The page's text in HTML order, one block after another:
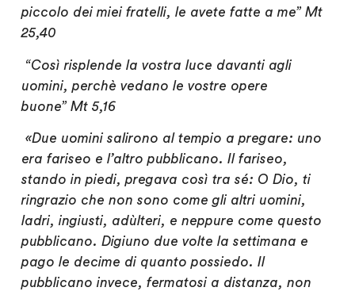
piccolo dei miei fratelli, le avete fatte a me” Mt
25,40
“Così risplende la vostra luce davanti agli
uomini, perchè vedano le vostre opere
buone” Mt 5,16
«Due uomini salirono al tempio a pregare: uno
era fariseo e l’altro pubblicano. Il fariseo,
stando in piedi, pregava così tra sé: O Dio, ti
ringrazio che non sono come gli altri uomini,
ladri, ingiusti, adùlteri, e neppure come questo
pubblicano. Digiuno due volte la settimana e
pago le decime di quanto possiedo. Il
pubblicano invece, fermatosi a distanza, non